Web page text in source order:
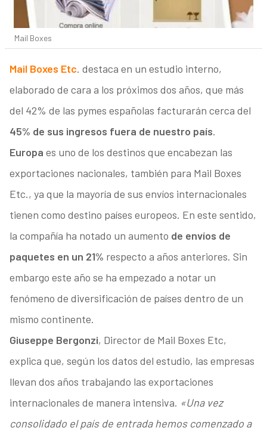
Mail Boxes
Mail Boxes Etc. destaca en un estudio interno,
elaborado de cara a los próximos dos años, que más
del 42% de las pymes españolas facturarán cerca del
45% de sus ingresos fuera de nuestro país.
Europa es uno de los destinos que encabezan las
exportaciones nacionales, también para Mail Boxes
Etc., ya que la mayoría de sus envíos internacionales
tienen como destino países europeos. En este sentido,
la compañía ha notado un aumento de envíos de
paquetes en un 21% respecto a años anteriores. Sin
embargo este año se ha empezado a notar un
fenómeno de diversificación de países dentro de un
mismo continente.
Giuseppe Bergonzi, Director de Mail Boxes Etc,
explica que, según los datos del estudio, las empresas
llevan dos años trabajando las exportaciones
internacionales de manera intensiva. «Una vez
consolidado el país de entrada hemos comenzado a